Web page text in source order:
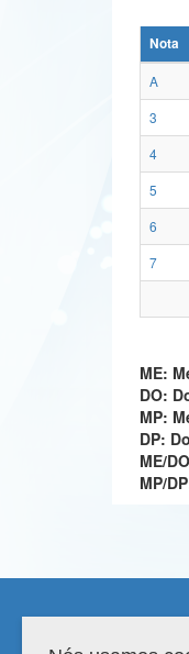
Nota
A
3
4
5
6
7
ME:
MP:
DP:
ME/
MP/